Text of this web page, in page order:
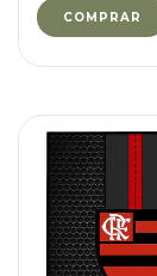
COMPRAR